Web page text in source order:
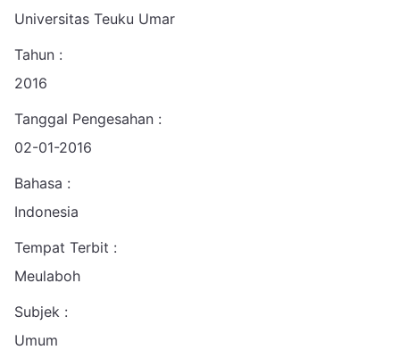
Universitas Teuku Umar
Tahun :
2016
Tanggal Pengesahan :
02-01-2016
Bahasa :
Indonesia
Tempat Terbit :
Meulaboh
Subjek :
Umum